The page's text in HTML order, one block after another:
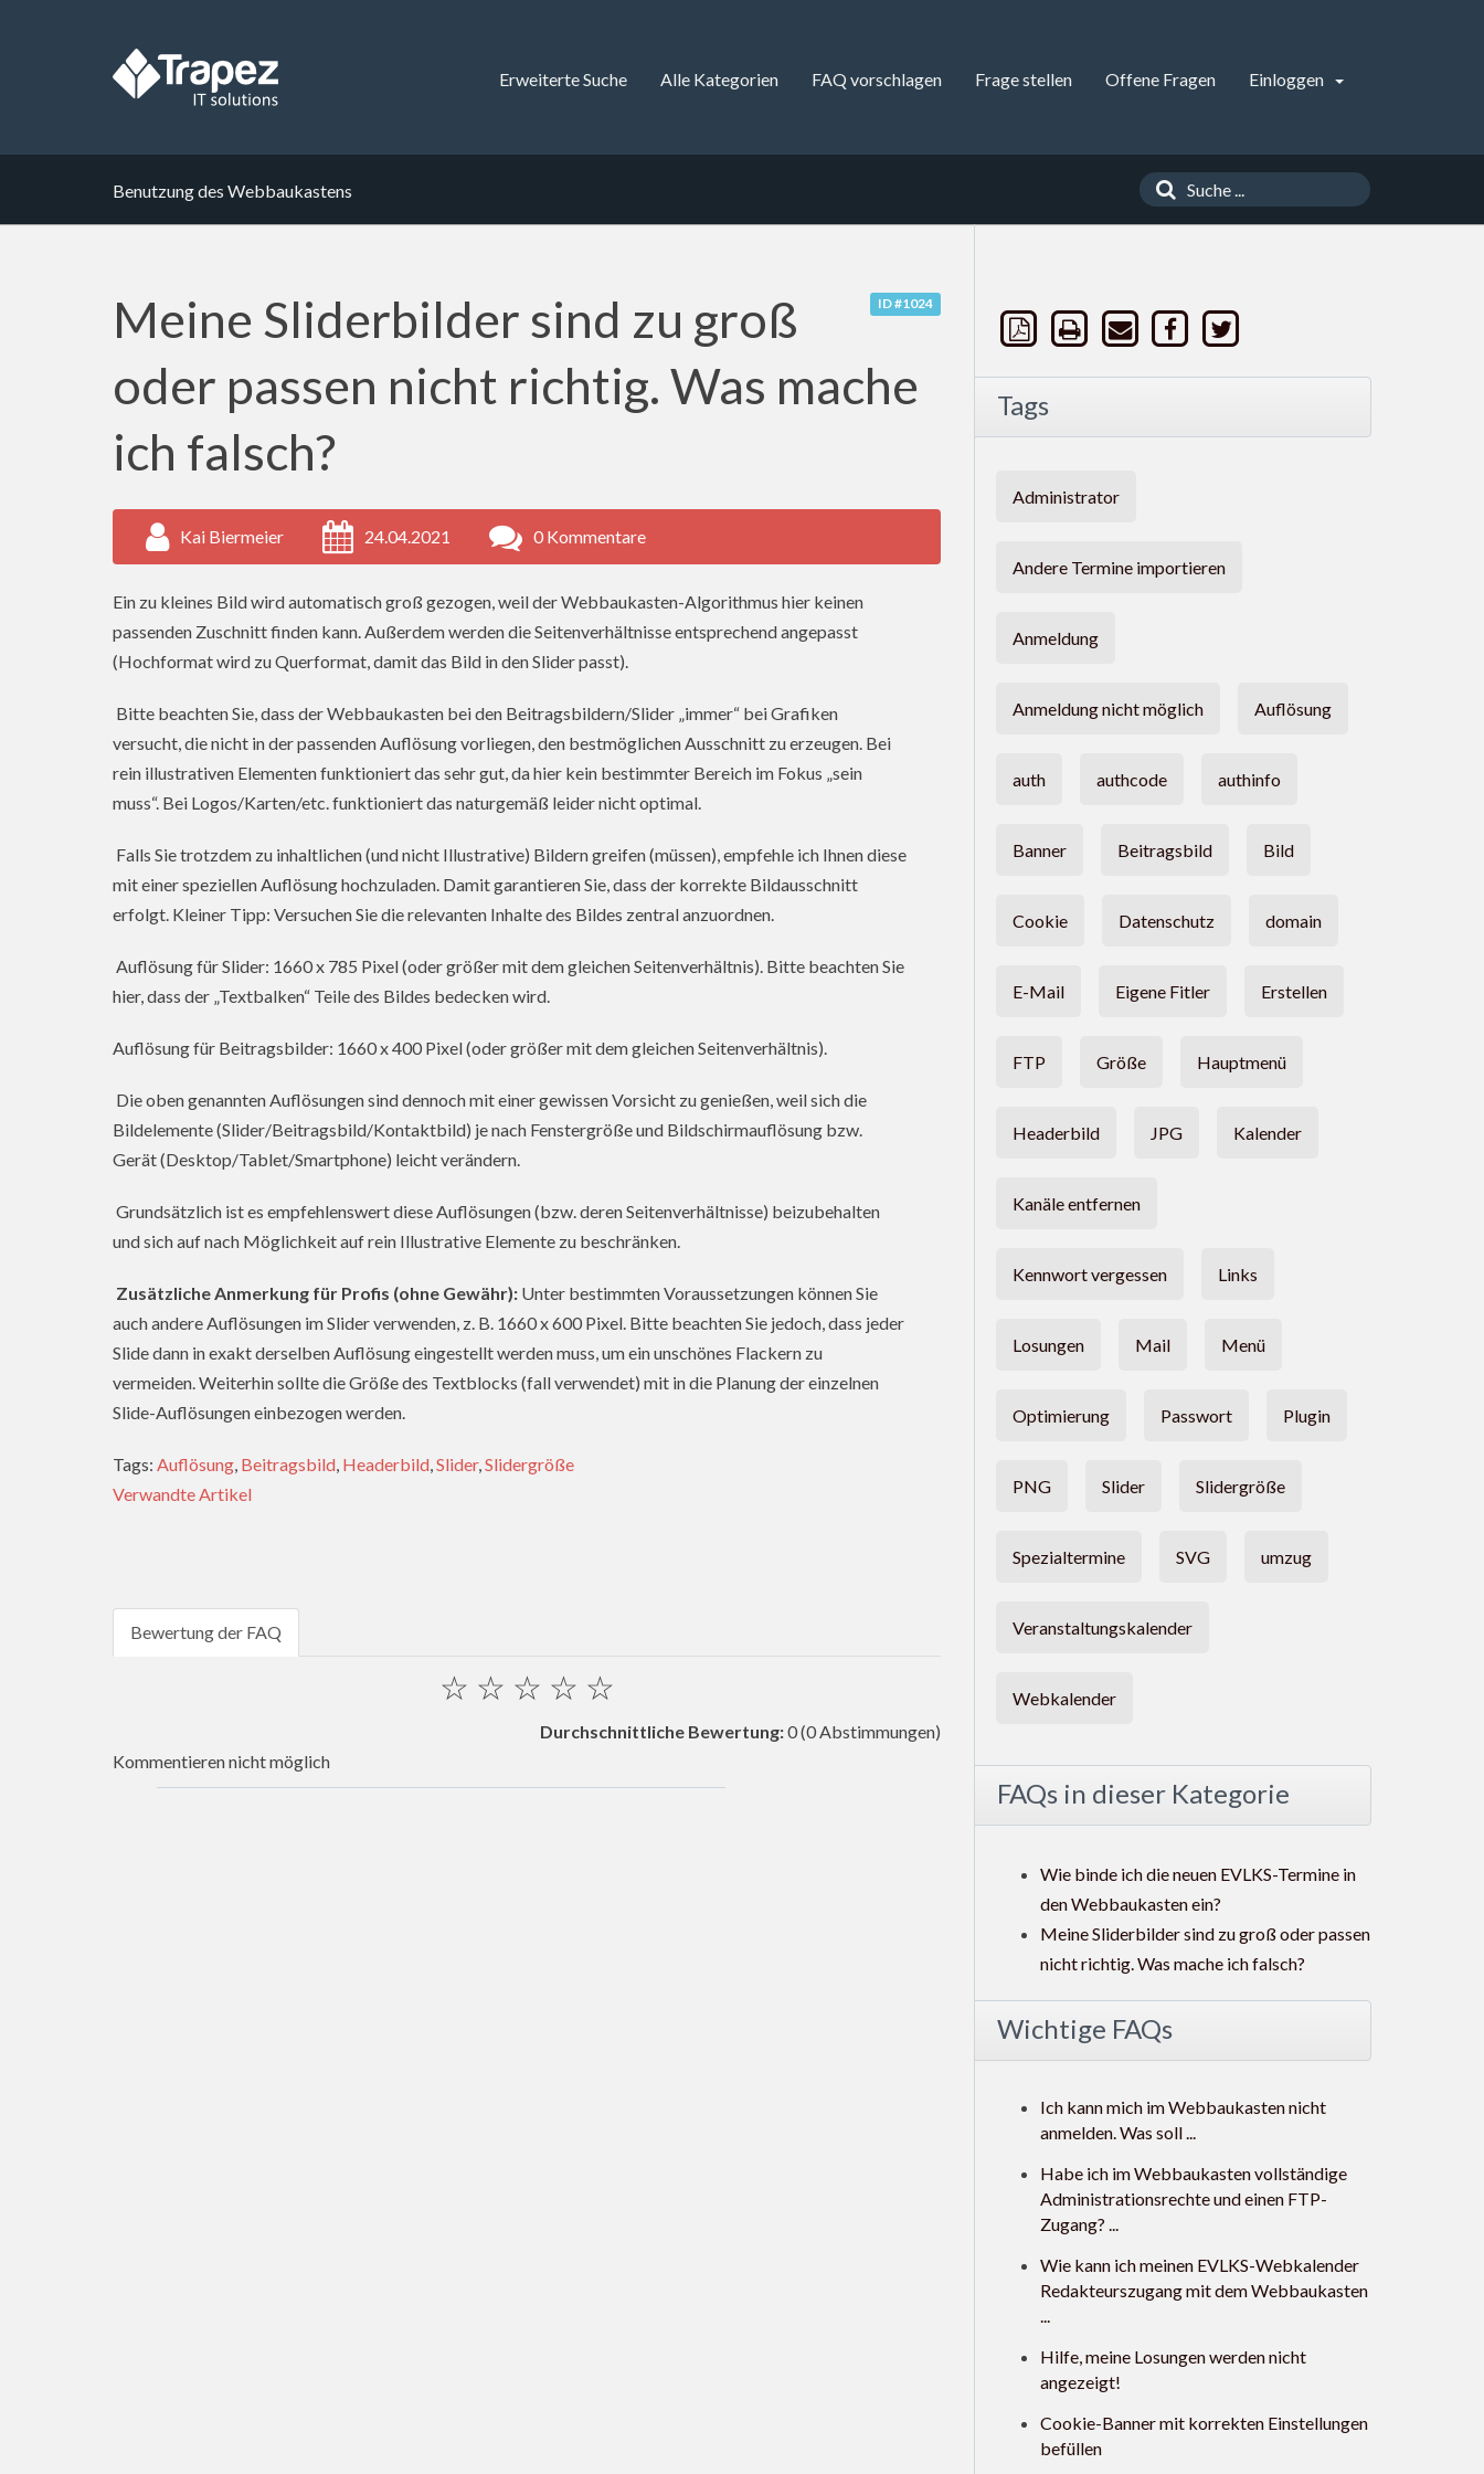
Erweiterte Suche Alle Kategorien FAQ vorschlagen Frage stellen Offene Fragen Einloggen
Benutzung des Webbaukastens
ID #1024
Meine Sliderbilder sind zu groß
oder passen nicht richtig. Was mache
ich falsch?
Kai Biermeier 24.04.2021 0 Kommentare
Ein zu kleines Bild wird automatisch groß gezogen, weil der Webbaukasten-Algorithmus hier keinen
passenden Zuschnitt finden kann. Außerdem werden die Seitenverhältnisse entsprechend angepasst
(Hochformat wird zu Querformat, damit das Bild in den Slider passt).
Bitte beachten Sie, dass der Webbaukasten bei den Beitragsbildern/Slider „immer“ bei Grafiken
versucht, die nicht in der passenden Auflösung vorliegen, den bestmöglichen Ausschnitt zu erzeugen. Bei
rein illustrativen Elementen funktioniert das sehr gut, da hier kein bestimmter Bereich im Fokus „sein
muss“. Bei Logos/Karten/etc. funktioniert das naturgemäß leider nicht optimal.
Falls Sie trotzdem zu inhaltlichen (und nicht Illustrative) Bildern greifen (müssen), empfehle ich Ihnen diese
mit einer speziellen Auflösung hochzuladen. Damit garantieren Sie, dass der korrekte Bildausschnitt
erfolgt. Kleiner Tipp: Versuchen Sie die relevanten Inhalte des Bildes zentral anzuordnen.
Auflösung für Slider: 1660 x 785 Pixel (oder größer mit dem gleichen Seitenverhältnis). Bitte beachten Sie
hier, dass der „Textbalken“ Teile des Bildes bedecken wird.
Auflösung für Beitragsbilder: 1660 x 400 Pixel (oder größer mit dem gleichen Seitenverhältnis).
Die oben genannten Auflösungen sind dennoch mit einer gewissen Vorsicht zu genießen, weil sich die
Bildelemente (Slider/Beitragsbild/Kontaktbild) je nach Fenstergröße und Bildschirmauflösung bzw.
Gerät (Desktop/Tablet/Smartphone) leicht verändern.
Grundsätzlich ist es empfehlenswert diese Auflösungen (bzw. deren Seitenverhältnisse) beizubehalten
und sich auf nach Möglichkeit auf rein Illustrative Elemente zu beschränken.
Zusätzliche Anmerkung für Profis (ohne Gewähr): Unter bestimmten Voraussetzungen können Sie
auch andere Auflösungen im Slider verwenden, z. B. 1660 x 600 Pixel. Bitte beachten Sie jedoch, dass jeder
Slide dann in exakt derselben Auflösung eingestellt werden muss, um ein unschönes Flackern zu
vermeiden. Weiterhin sollte die Größe des Textblocks (fall verwendet) mit in die Planung der einzelnen
Slide-Auflösungen einbezogen werden.
Tags: Auflösung, Beitragsbild, Headerbild,Slider,Slidergröße
Verwandte Artikel
Bewertung der FAQ
☆
☆
☆
☆
☆
Durchschnittliche Bewertung:0(0 Abstimmungen)
Kommentieren nicht möglich
Tags
Administrator
Andere Termine importieren
Anmeldung
Anmeldung nicht möglich Auflösung
auth authcode authinfo
Banner Beitragsbild Bild
Cookie Datenschutz domain
E-Mail Eigene Fitler Erstellen
FTP Größe Hauptmenü
Headerbild JPG Kalender
Kanäle entfernen
Kennwort vergessen Links
Losungen Mail Menü
Optimierung Passwort Plugin
PNG Slider Slidergröße
Spezialtermine SVG umzug
Veranstaltungskalender
Webkalender
FAQs in dieser Kategorie
Wie binde ich die neuen EVLKS-Termine in
den Webbaukasten ein?
Meine Sliderbilder sind zu groß oder passen
nicht richtig. Was mache ich falsch?
Wichtige FAQs
Ich kann mich im Webbaukasten nicht
anmelden. Was soll ...
Habe ich im Webbaukasten vollständige
Administrationsrechte und einen FTP-
Zugang? ...
Wie kann ich meinen EVLKS-Webkalender
Redakteurszugang mit dem Webbaukasten
...
Hilfe, meine Losungen werden nicht
angezeigt!
Cookie-Banner mit korrekten Einstellungen
befüllen